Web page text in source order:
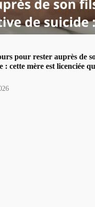
pour rester auprès de
: cette mère est licenciée